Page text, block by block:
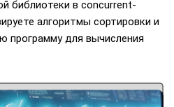
библиотеки в concurrent-
алгоритмы сортировки и
программу для вычисления